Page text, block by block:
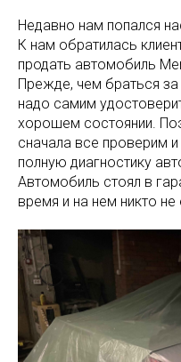
Недавно нам попался
К нам обратилась
продать автомобиль
Прежде, чем браться
надо самим
хорошем состоянии.
сначала все проверим
полную диагностику
Автомобиль стоял в
время и на нем никто не